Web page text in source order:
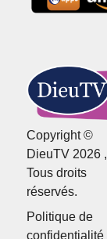
Copyright ©
DieuTV 2026 ,
Tous droits
réservés.
Politique de
confidentialité